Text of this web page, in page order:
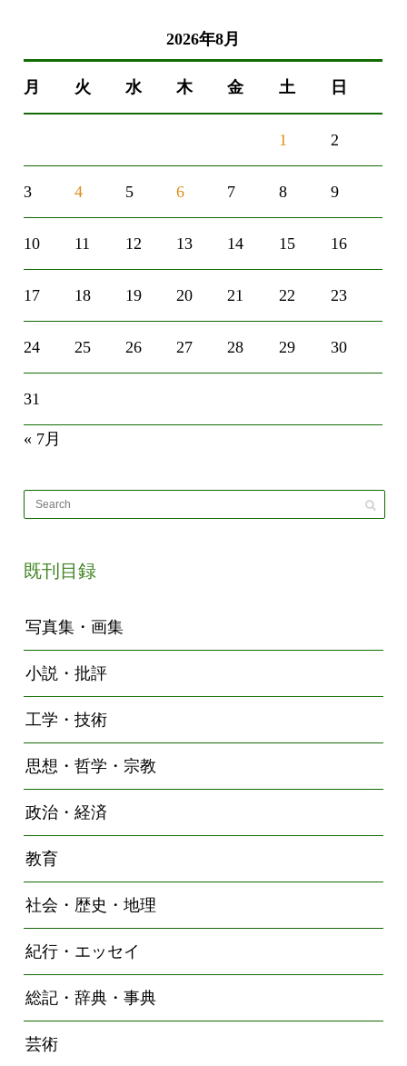
2026年8月
月 火 水 木 金 土 日
1 2
3 4 5 6 7 8 9
10 11 12 13 14 15 16
17 18 19 20 21 22 23
24 25 26 27 28 29 30
31
« 7月
既刊目録
写真集・画集
小説・批評
工学・技術
思想・哲学・宗教
政治・経済
教育
社会・歴史・地理
紀行・エッセイ
総記・辞典・事典
芸術